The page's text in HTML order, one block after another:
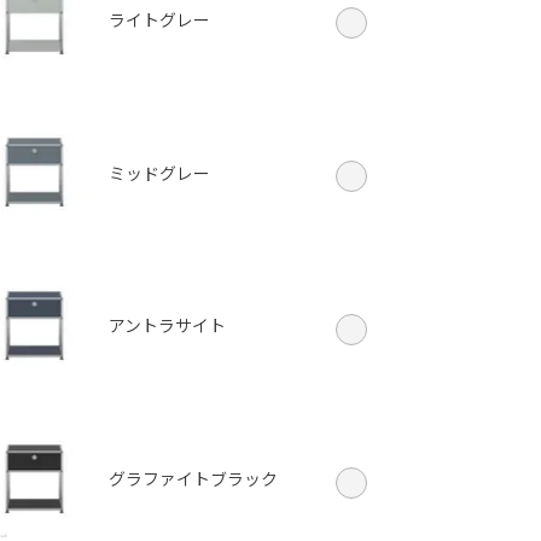
ジ
ッド
ライトグレー
ミッドグレー
アントラサイト
グラファイトブラック